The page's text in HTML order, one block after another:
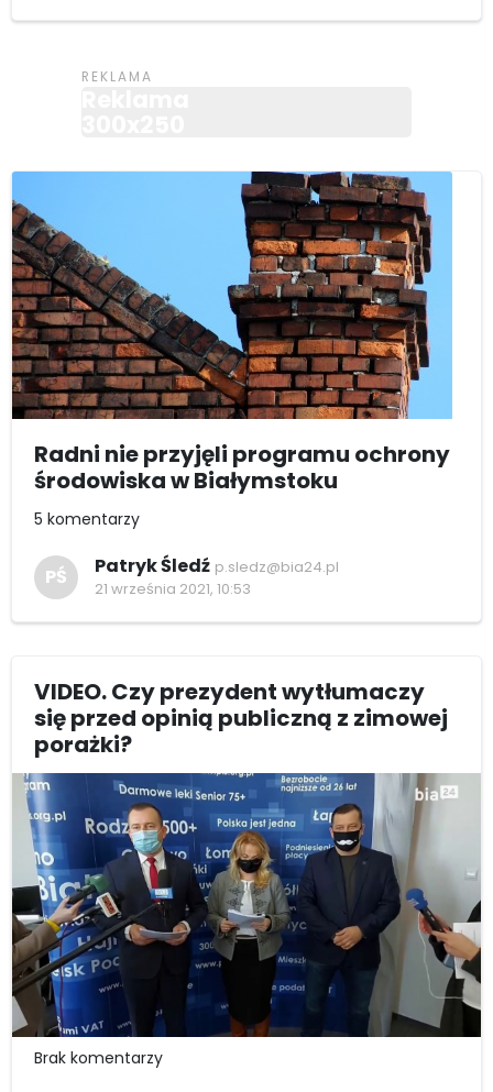
Radni nie przyjęli programu ochrony
środowiska w Białymstoku
5 komentarzy
PŚ Patryk Śledź p.sledz@bia24.pl
21 września 2021, 10:53
VIDEO. Czy prezydent wytłumaczy
się przed opinią publiczną z zimowej
porażki?
Brak komentarzy